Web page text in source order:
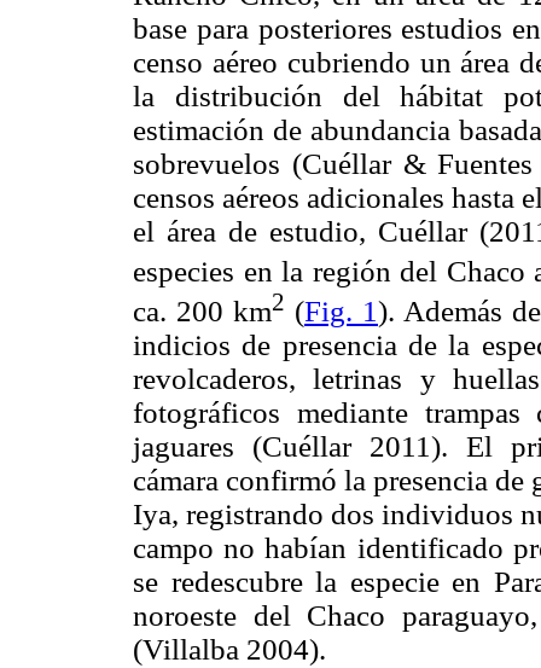
base para posteriores estudios
censo aéreo cubriendo un área
la distribución del hábitat
estimación de abundancia
sobrevuelos (Cuéllar &
censos aéreos adicionales hasta
el área de estudio, Cuéllar
especies en la región del Chaco
ca. 200 km2 (Fig. 1). Además
indicios de presencia de la
revolcaderos, letrinas y
fotográficos mediante
jaguares (Cuéllar 2011). El
cámara confirmó la presencia
Iya, registrando dos individuos
campo no habían identificado
se redescubre la especie en
noroeste del Chaco
(Villalba 2004).